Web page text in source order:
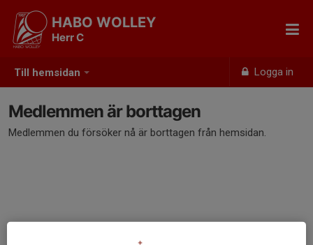
Till hemsidan Logga in
HABO WOLLEY
Herr C
Medlemmen är borttagen
Medlemmen du försöker nå är borttagen från hemsidan.